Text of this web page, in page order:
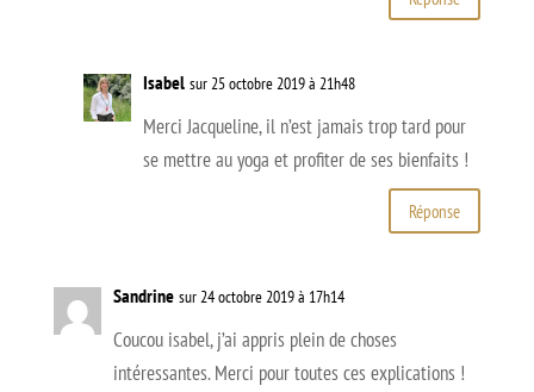
Isabel sur 25 octobre 2019 à 21h48
Merci Jacqueline, il n’est jamais trop tard pour
se mettre au yoga et profiter de ses bienfaits !
Réponse
Sandrine sur 24 octobre 2019 à 17h14
Coucou isabel, j’ai appris plein de choses
intéressantes. Merci pour toutes ces explications !